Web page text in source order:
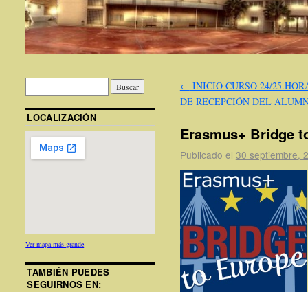
← INICIO CURSO 24/
DE RECEPCIÓN DEL
Erasmus+ Bridge
Publicado el 30 septiembre,
LOCALIZACIÓN
Ver mapa más grande
TAMBIÉN PUEDES
SEGUIRNOS EN: